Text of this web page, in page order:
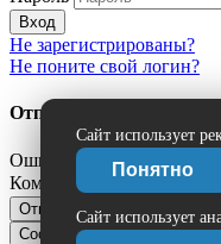
Сайт использует
Понятно
Сайт использует
Вход
Не зарегистрированы?
Не поните свой логин?
Отправить сообщение
Ошибка:
Комментарий
Отправить
Сообщить об ошибке